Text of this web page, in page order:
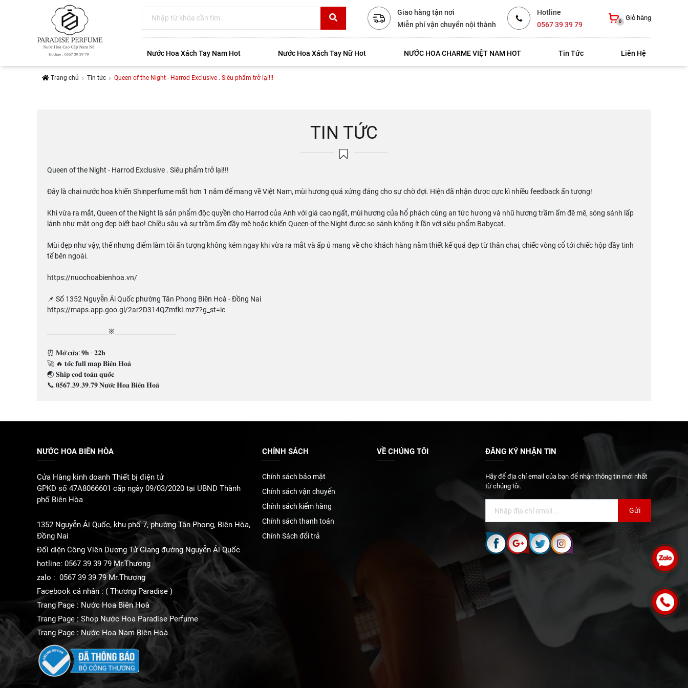
Giao hàng tận nơi
Miễn phí vận chuyển nội thành
Hotline
0567 39 39 79
0 Giỏ hàng
Nước Hoa Xách Tay Nam Hot Nước Hoa Xách Tay Nữ Hot NƯỚC HOA CHARME VIỆT NAM HOT Tin Tức Liên Hệ
Trang chủ Tin tức Queen of the Night - Harrod Exclusive . Siêu phẩm trở lại!!!
TIN TỨC
Queen of the Night - Harrod Exclusive . Siêu phẩm trở lại!!!
Đây là chai nước hoa khiến Shinperfume mất hơn 1 năm để mang về Việt Nam, mùi hương quá xứng đáng cho sự chờ đợi. Hiện đã nhận được cực kì nhiều feedback ấn tượng!
Khi vừa ra mắt, Queen of the Night là sản phẩm độc quyền cho Harrod của Anh với giá cao ngất, mùi hương của hổ phách cùng an tức hương và nhũ hương trầm ấm đê mê, sóng sánh lấp
lánh như mật ong đẹp biết bao! Chiều sâu và sự trầm ấm đầy mê hoặc khiến Queen of the Night được so sánh không ít lần với siêu phẩm Babycat.
Mùi đẹp như vậy, thế nhưng điểm làm tôi ấn tượng không kém ngay khi vừa ra mắt và ấp ủ mang về cho khách hàng nằm thiết kế quá đẹp từ thân chai, chiếc vòng cổ tới chiếc hộp đầy tinh
tế bên ngoài.
https://nuochoabienhoa.vn/
📌 Số 1352 Nguyễn Ái Quốc phường Tân Phong Biên Hoà - Đồng Nai
https://maps.app.goo.gl/2ar2D314QZmfkLmz7?g_st=ic
____________________※____________________
⏰ 𝐌𝐨̛̉ 𝐜𝐮̛̉𝐚: 𝟗𝐡 - 𝟐𝟐𝐡
🚀 🔥 𝐭𝐨̂́𝐜 𝐟𝐮𝐥𝐥 𝐦𝐚𝐩 𝐁𝐢𝐞̂𝐧 𝐇𝐨𝐚̀
🌏 𝐒𝐡𝐢𝐩 𝐜𝐨𝐝 𝐭𝐨𝐚̀𝐧 𝐪𝐮𝐨̂́𝐜
📞 𝟎𝟓𝟔𝟕.𝟑𝟗.𝟑𝟗.𝟕𝟗 𝐍𝐮̛𝐨̛́𝐜 𝐇𝐨𝐚 𝐁𝐢𝐞̂𝐧 𝐇𝐨𝐚̀
NƯỚC HOA BIÊN HÒA
Cửa Hàng kinh doanh Thiết bị điện tử
GPKD số 47A8066601 cấp ngày 09/03/2020 tại UBND Thành
phố Biên Hòa
1352 Nguyễn Ái Quốc, khu phố 7, phường Tân Phong, Biên Hòa,
Đồng Nai
Đối diện Công Viên Dương Tử Giang đường Nguyễn Ái Quốc
hotline: 0567 39 39 79 Mr.Thương
zalo : 0567 39 39 79 Mr.Thương
Facebook cá nhân : ( Thương Paradise )
Trang Page : Nước Hoa Biên Hoà
Trang Page : Shop Nước Hoa Paradise Perfume
Trang Page : Nước Hoa Nam Biên Hoà
CHÍNH SÁCH
Chính sách bảo mật
Chính sách vận chuyển
Chính sách kiểm hàng
Chính sách thanh toán
Chính Sách đổi trả
VỀ CHÚNG TÔI ĐĂNG KÝ NHẬN TIN
Hãy để địa chỉ email của bạn để nhận thông tin mới nhất
từ chúng tôi.
Gửi